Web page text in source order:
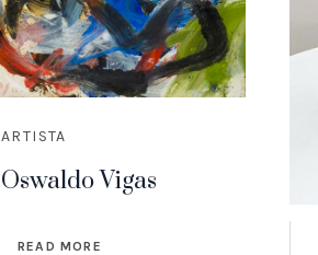
ARTISTA
Oswaldo Vigas
READ MORE